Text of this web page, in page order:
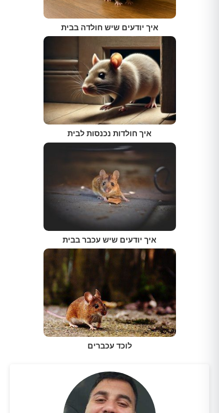
איך יודעים שיש חולדה בבית
איך חולדות נכנסות לבית
איך יודעים שיש עכבר בבית
לוכד עכברים